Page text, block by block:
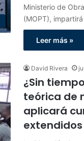
Ministerio de
(MOPT),
Leer más »
David Rivera
¿Sin
teórica de
aplicará